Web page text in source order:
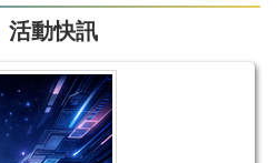
活動快訊